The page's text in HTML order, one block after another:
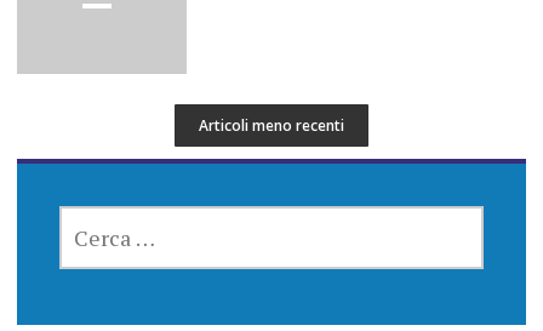
Articoli meno recenti
PER: